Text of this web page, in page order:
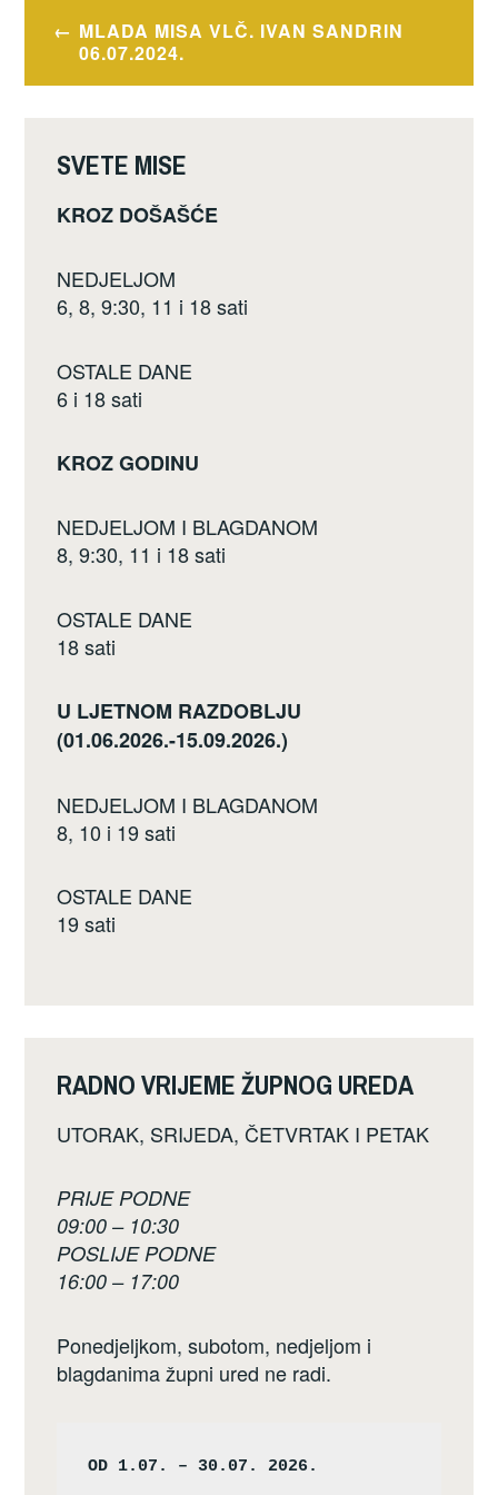
e
b
o
k
er e
Navigacija
objava
MLADA MISA VLČ. IVAN SANDRIN
06.07.2024.
SVETE MISE
KROZ DOŠAŠĆE
NEDJELJOM
6, 8, 9:30, 11 i 18 sati
OSTALE DANE
6 i 18 sati
KROZ GODINU
NEDJELJOM I BLAGDANOM
8, 9:30, 11 i 18 sati
OSTALE DANE
18 sati
U LJETNOM RAZDOBLJU
(01.06.2026.-15.09.2026.)
NEDJELJOM I BLAGDANOM
8, 10 i 19 sati
OSTALE DANE
19 sati
RADNO VRIJEME ŽUPNOG UREDA
UTORAK, SRIJEDA, ČETVRTAK I PETAK
PRIJE PODNE
09:00 – 10:30
POSLIJE PODNE
16:00 – 17:00
Ponedjeljkom, subotom, nedjeljom i
blagdanima župni ured ne radi.
OD 1.07. – 30.07. 2026.